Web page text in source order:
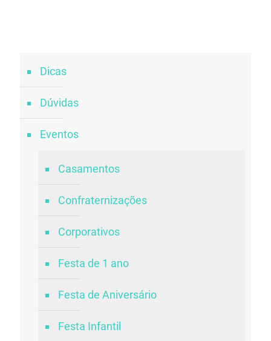
Dicas
Dúvidas
Eventos
Casamentos
Confraternizações
Corporativos
Festa de 1 ano
Festa de Aniversário
Festa Infantil